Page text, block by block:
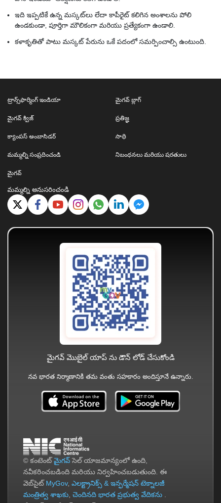
ఇది ఇప్పటికే ఉన్న మస్కట్‌లు లేదా కాపీరైట్ కలిగిన అంశాలను పోలి
ఉండకుండా, పూర్తిగా మౌలికంగా మరియు ప్రత్యేకంగా ఉండాలి.
కళాకృతితో పాటు మస్కట్ పేరును ఒకే పదంలో సమర్పించాల్సి ఉంటుంది.
ట్రాన్స్‌ఫార్మింగ్ ఇండియా మైగవ్ బ్లాగ్
మైగవ్ క్విజ్ ప్రతిజ్ఞ
క్యాంపస్ అంబాసిడర్ సాథి
మమ్మల్ని సంప్రదించండి నిబంధనలు మరియు షరతులు
మైగవ్
మమ్మల్ని అనుసరించండి
© కంటెంట్ మైగవ్సెల్ యాజమాన్యంలో ఉంది,
నవీకరించబడింది మరియు నిర్వహించబడుతుంది. ఈ
వెబ్‌సైట్ MyGov, ఎలక్ట్రానిక్స్ & ఇన్ఫర్మేషన్ టెక్నాలజీ
మంత్రిత్వ శాఖకు, చెందినది భారత ప్రభుత్వ వేదికను .
మైగవ్ మొబైల్ యాప్ ను డౌన్ లోడ్ చేసుకోండి
నవ భారత నిర్మాణానికి తమ వంతు సహకారం అందిస్తూనే ఉన్నారు.